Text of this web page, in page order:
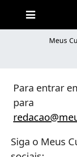
Cuidados
Pessoais
Meus
Para entrar
para
Siga o Meus